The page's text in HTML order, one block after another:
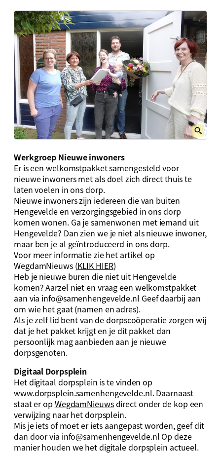
Werkgroep Nieuwe inwoners
Er is een welkomstpakket samengesteld voor
nieuwe inwoners met als doel zich direct thuis te
laten voelen in ons dorp.
Nieuwe inwoners zijn iedereen die van buiten
Hengevelde en verzorgingsgebied in ons dorp
komen wonen. Ga je samenwonen met iemand uit
Hengevelde? Dan zien we je niet als nieuwe inwoner,
maar ben je al geïntroduceerd in ons dorp.
Voor meer informatie zie het artikel op
WegdamNieuws (KLIK HIER)
Heb je nieuwe buren die niet uit Hengevelde
komen? Aarzel niet en vraag een welkomstpakket
aan via info@samenhengevelde.nl Geef daarbij aan
om wie het gaat (namen en adres).
Als je zelf lid bent van de dorpscoöperatie zorgen wij
dat je het pakket krijgt en je dit pakket dan
persoonlijk mag aanbieden aan je nieuwe
dorpsgenoten.
Digitaal Dorpsplein
Het digitaal dorpsplein is te vinden op
www.dorpsplein.samenhengevelde.nl. Daarnaast
staat er op WegdamNieuwsdirect onder de kop een
verwijzing naar het dorpsplein.
Mis je iets of moet er iets aangepast worden, geef dit
dan door via info@samenhengevelde.nl Op deze
manier houden we het digitale dorpsplein actueel.